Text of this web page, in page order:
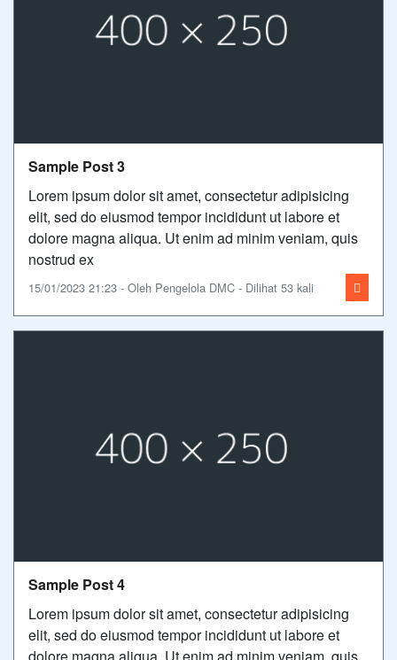
Sample Post 3
Lorem ipsum dolor sit amet, consectetur adipisicing
elit, sed do eiusmod tempor incididunt ut labore et
dolore magna aliqua. Ut enim ad minim veniam, quis
nostrud ex
15/01/2023 21:23 - Oleh Pengelola DMC - Dilihat 53 kali
Sample Post 4
Lorem ipsum dolor sit amet, consectetur adipisicing
elit, sed do eiusmod tempor incididunt ut labore et